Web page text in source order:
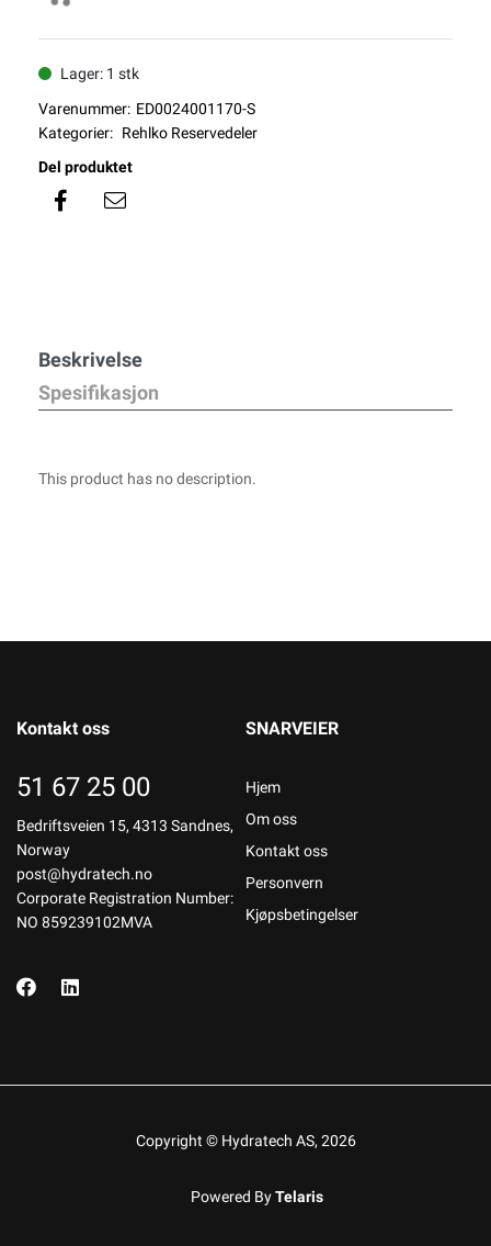
Lager: 1 stk
Varenummer: ED0024001170-S
Kategorier: Rehlko Reservedeler
Del produktet
Beskrivelse
Spesifikasjon
This product has no description.
Kontakt oss
51 67 25 00
Bedriftsveien 15, 4313 Sandnes,
Norway
post@hydratech.no
Corporate Registration Number:
NO 859239102MVA
SNARVEIER
Hjem
Om oss
Kontakt oss
Personvern
Kjøpsbetingelser
Copyright © Hydratech AS, 2026
Powered ByTelaris